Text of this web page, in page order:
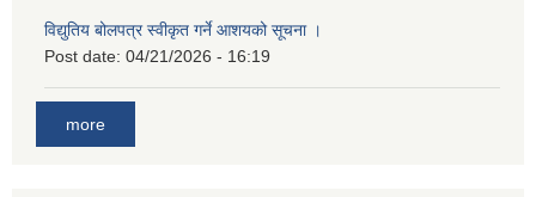
विद्युतिय बोलपत्र स्वीकृत गर्ने आशयको सूचना ।
Post date: 04/21/2026 - 16:19
more